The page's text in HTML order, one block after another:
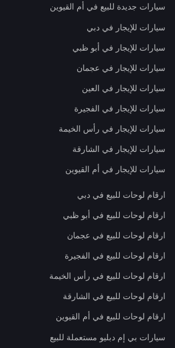
سيارات جديدة للبيع في أم القيوين
سيارات للإيجار في دبي
سيارات للإيجار في أبو ظبي
سيارات للإيجار في عجمان
سيارات للإيجار في العين
سيارات للإيجار في الفجيرة
سيارات للإيجار في رأس الخيمة
سيارات للإيجار في الشارقة
سيارات للإيجار في أم القيوين
ارقام لوحات للبيع في دبي
ارقام لوحات للبيع في أبو ظبي
ارقام لوحات للبيع في عجمان
ارقام لوحات للبيع في الفجيرة
ارقام لوحات للبيع في رأس الخيمة
ارقام لوحات للبيع في الشارقة
ارقام لوحات للبيع في أم القيوين
سيارات بي إم دبليو مستعملة للبيع